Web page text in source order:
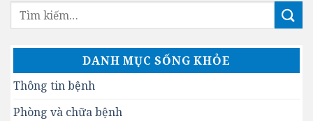
DANH MỤC SỐNG KHỎE
Thông tin bệnh
Phòng và chữa bệnh